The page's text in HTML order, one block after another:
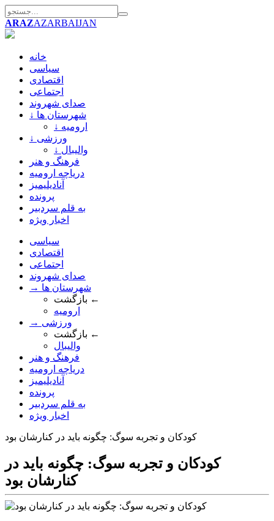
ARAZAZARBAIJAN
خانه
سیاسی
اقتصادی
اجتماعی
صدای شهروند
↓ شهرستان ها
↓ ارومیه
↓ ورزشی
↓ والیبال
فرهنگ و هنر
دریاچه ارومیه
آنادیلیمیز
پرونده
به قلم سردبیر
اخبار ویژه
سیاسی
اقتصادی
اجتماعی
صدای شهروند
→ شهرستان ها
بازگشت ←
ارومیه
→ ورزشی
بازگشت ←
والیبال
فرهنگ و هنر
دریاچه ارومیه
آنادیلیمیز
پرونده
به قلم سردبیر
اخبار ویژه
کودکان و تجربه سوگ: چگونه بايد در کنارشان بود
کودکان و تجربه سوگ: چگونه بايد در
کنارشان بود